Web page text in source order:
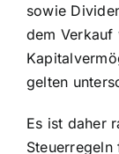
sowie
dem Verkauf
gelten
Es ist daher